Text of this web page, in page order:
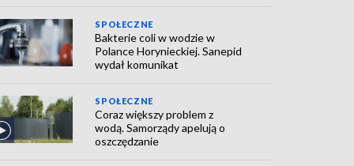
SPOŁECZNE
Bakterie coli w wodzie w
Polance Horynieckiej. Sanepid
wydał komunikat
SPOŁECZNE
Coraz większy problem z
wodą. Samorządy apelują o
oszczędzanie